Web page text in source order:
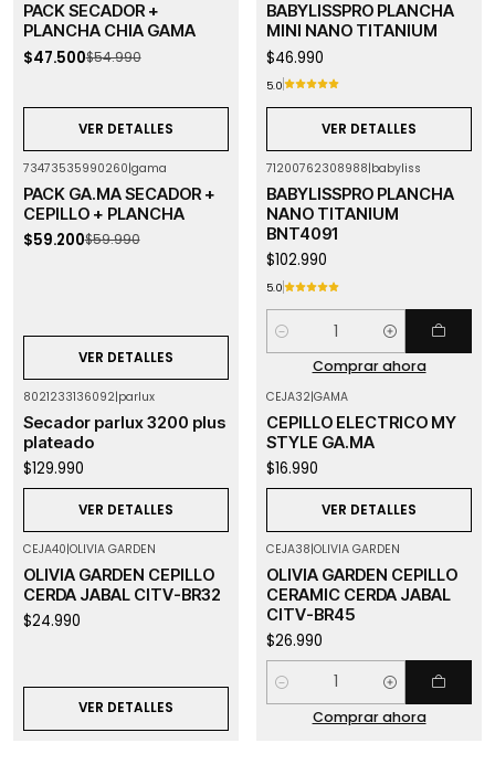
Agotado
PACK SECADOR +
PLANCHA CHIA GAMA
$47.500$54.990
VER DETALLES
BABYLISSPRO PLANCHA
MINI NANO TITANIUM
$46.990
5.0
VER DETALLES
Agotado
73473535990260|gama
PACK GA.MA SECADOR +
CEPILLO + PLANCHA
$59.200$59.990
VER DETALLES
71200762308988|babyliss
BABYLISSPRO PLANCHA
NANO TITANIUM
BNT4091
$102.990
5.0
Cantidad
Comprar ahora
8021233136092|parlux
Secador parlux 3200 plus
plateado
$129.990
VER DETALLES
CEJA32|GAMA
CEPILLO ELECTRICO MY
STYLE GA.MA
$16.990
VER DETALLES
CEJA40|OLIVIA GARDEN
OLIVIA GARDEN CEPILLO
CERDA JABAL CITV-BR32
$24.990
VER DETALLES
CEJA38|OLIVIA GARDEN
OLIVIA GARDEN CEPILLO
CERAMIC CERDA JABAL
CITV-BR45
$26.990
Cantidad
Comprar ahora